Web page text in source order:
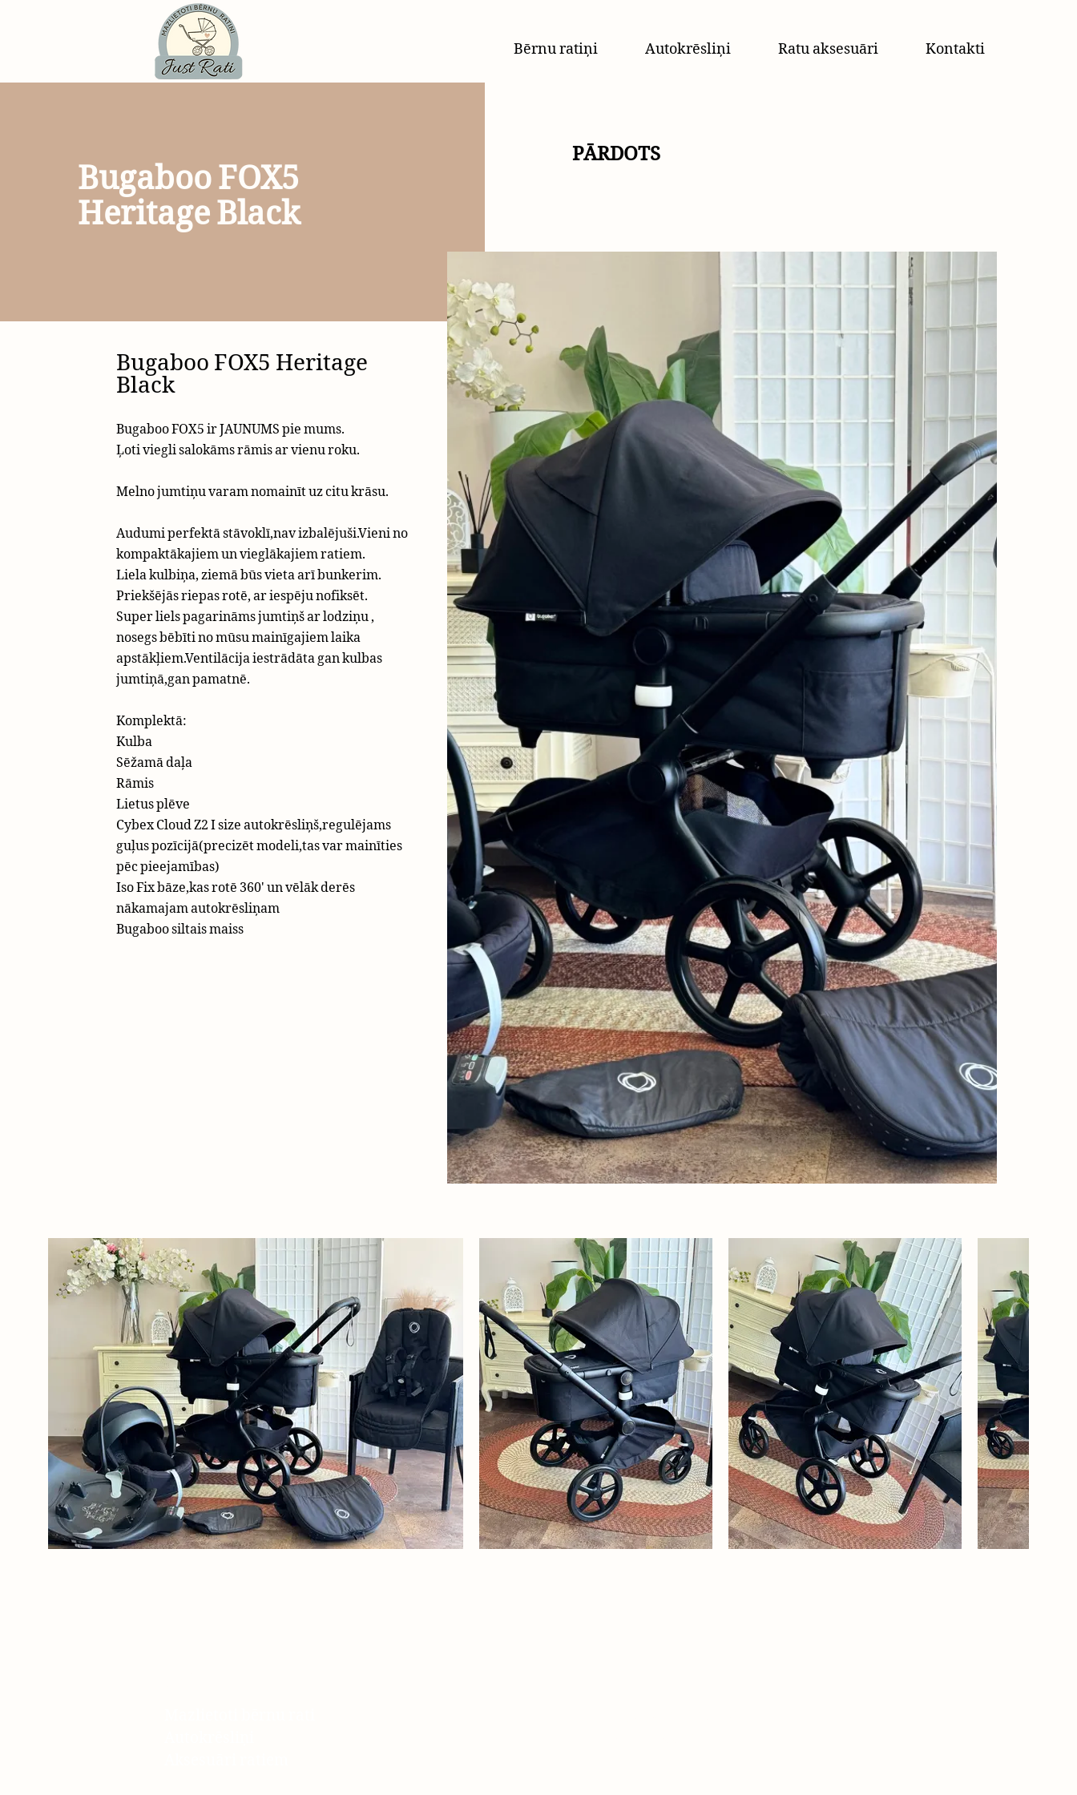
Bērnu ratiņi Autokrēsliņi Ratu aksesuāri Kontakti
Bugaboo FOX5
Heritage Black
PĀRDOTS
Bugaboo FOX5 Heritage
Black
Bugaboo FOX5 ir JAUNUMS pie mums.
​Ļoti viegli salokāms rāmis ar vienu roku.
Melno jumtiņu varam nomainīt uz citu krāsu.
Audumi perfektā stāvoklī,nav izbalējuši.Vieni no
kompaktākajiem un vieglākajiem ratiem.
Liela kulbiņa, ziemā būs vieta arī bunkerim.
Priekšējās riepas rotē, ar iespēju nofiksēt.
Super liels pagarināms jumtiņš ar lodziņu ,
nosegs bēbīti no mūsu mainīgajiem laika
apstākļiem.Ventilācija iestrādāta gan kulbas
jumtiņā,gan pamatnē.
Komplektā:
Kulba
Sēžamā daļa
Rāmis
Lietus plēve
Cybex Cloud Z2 I size autokrēsliņš,regulējams
guļus pozīcijā(precizēt modeli,tas var mainīties
pēc pieejamības)
Iso Fix bāze​,kas rotē 360' un vēlāk derēs
nākamajam autokrēsliņam
Bugaboo siltais maiss